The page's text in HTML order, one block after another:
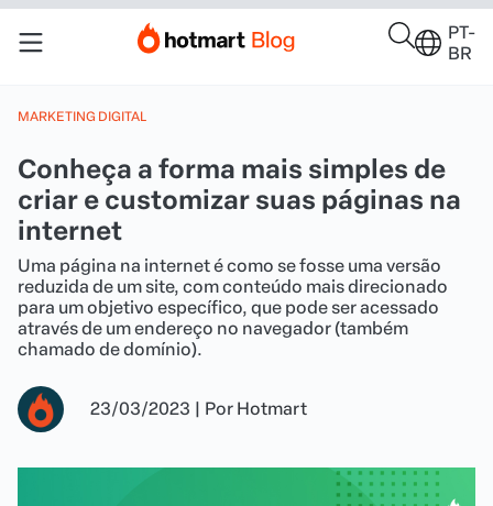
PT-
BR
MARKETING DIGITAL
Conheça a forma mais simples de
criar e customizar suas páginas na
internet
Uma página na internet é como se fosse uma versão
reduzida de um site, com conteúdo mais direcionado
para um objetivo específico, que pode ser acessado
através de um endereço no navegador (também
chamado de domínio).
23/03/2023 | Por Hotmart